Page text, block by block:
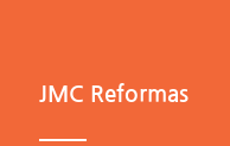
JMC Reformas